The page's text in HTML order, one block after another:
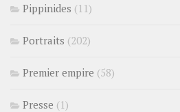
Pippinides (11)
Portraits (202)
Premier empire (58)
Presse (1)